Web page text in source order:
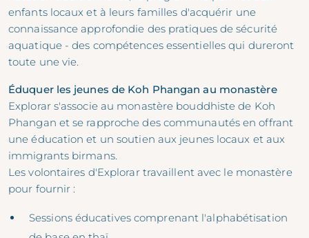
enfants locaux et à leurs familles d'acquérir une
connaissance approfondie des pratiques de sécurité
aquatique - des compétences essentielles qui dureront
toute une vie.
Éduquer les jeunes de Koh Phangan au monastère
Explorar s'associe au monastère bouddhiste de Koh
Phangan et se rapproche des communautés en offrant
une éducation et un soutien aux jeunes locaux et aux
immigrants birmans.
Les volontaires d'Explorar travaillent avec le monastère
pour fournir :
Sessions éducatives comprenant l'alphabétisation